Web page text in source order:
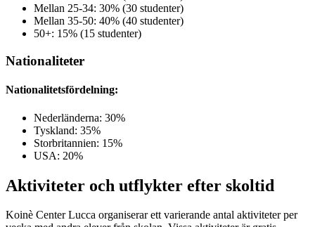
Mellan 25-34: 30% (30 studenter)
Mellan 35-50: 40% (40 studenter)
50+: 15% (15 studenter)
Nationaliteter
Nationalitetsfördelning:
Nederländerna: 30%
Tyskland: 35%
Storbritannien: 15%
USA: 20%
Aktiviteter och utflykter efter skoltid
Koinè Center Lucca organiserar ett varierande antal aktiviteter per